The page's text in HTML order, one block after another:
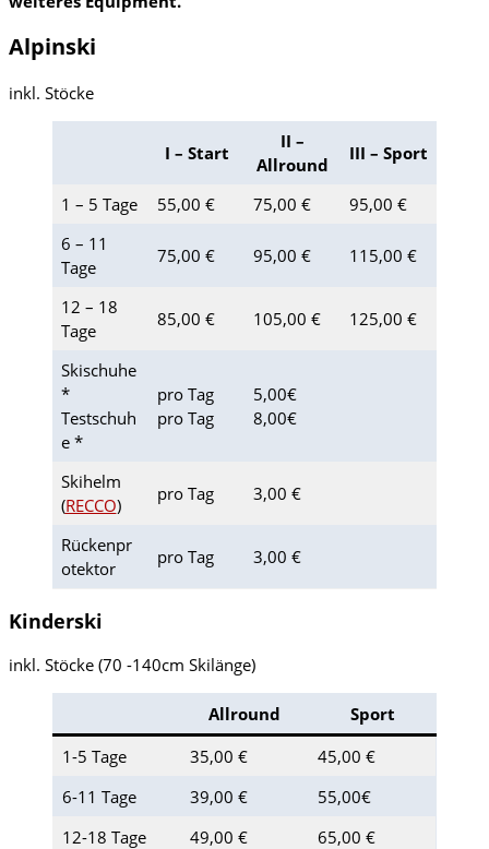
Alpinski
inkl. Stöcke
I – Start
II –
Allround
III – Sport
1 – 5 Tage 55,00 € 75,00 €
95,00 €
6 – 11
Tage
75,00 € 95,00 € 115,00 €
12 – 18
Tage
85,00 € 105,00 € 125,00 €
Skischuhe
*
Testschuh
e *
pro Tag
pro Tag
5,00€
8,00€
Skihelm
(RECCO)
pro Tag 3,00 €
Rückenpr
otektor
pro Tag 3,00 €
Kinderski
inkl. Stöcke (70 -140cm Skilänge)
Allround
Sport
1-5 Tage
35,00 €
45,00 €
6-11 Tage
39,00 €
55,00€
12-18 Tage
49,00 €
65,00 €